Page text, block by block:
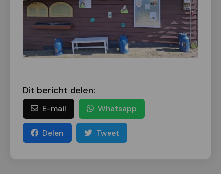
Dit bericht delen:
E-mail Whatsapp
Delen Tweet